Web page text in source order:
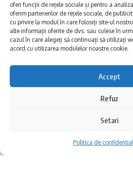
oferi funcții de rețele sociale și pentru a
oferim partenerilor de rețele sociale, de
cu privire la modul în care folosiți site-ul
alte informații oferite de dvs. sau culese în
cazul în care alegeți să continuați să utilizați
acord cu utilizarea modulelor noastre cookie.
Accept
Refuz
Setari
Politica de
E xplorăm Dobrogea,
Explorăm valorile locale:
lacuri, cele mai vechi orașe,
multe etnii, CELE MAI